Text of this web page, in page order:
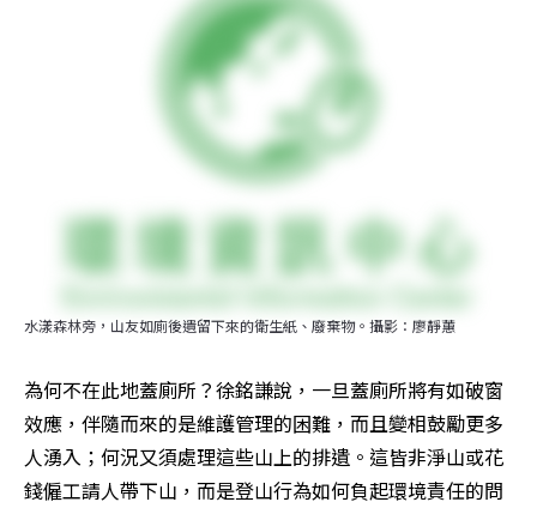
水漾森林旁，山友如廁後遺留下來的衛生紙、廢棄物。攝影：廖靜蕙
為何不在此地蓋廁所？徐銘謙說，一旦蓋廁所將有如破窗
效應，伴隨而來的是維護管理的困難，而且變相鼓勵更多
人湧入；何況又須處理這些山上的排遺。這皆非淨山或花
錢僱工請人帶下山，而是登山行為如何負起環境責任的問